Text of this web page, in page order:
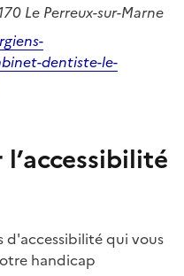
Le Perreux-sur-Marne
dentiste-le-
qui vous
handicap